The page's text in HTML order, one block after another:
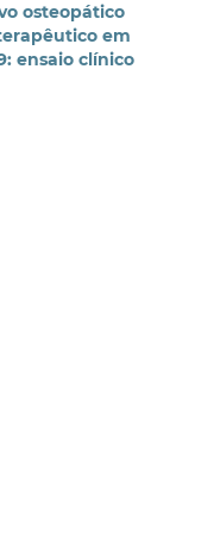
osteopático
em
ensaio clínico